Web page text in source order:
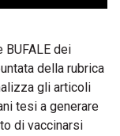
dei
della rubrica
gli articoli
tesi a generare
di vaccinarsi